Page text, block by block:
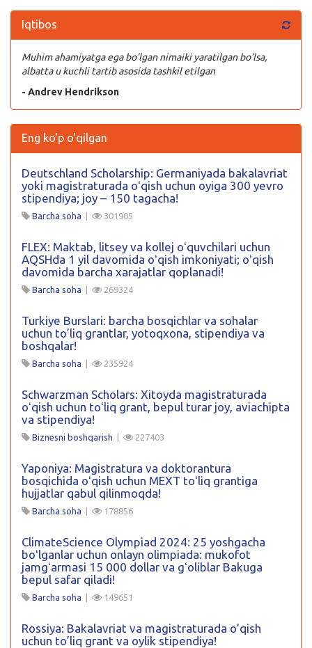
Iqtibos
Muhim ahamiyatga ega bo’lgan nimaiki yaratilgan bo’lsa,
albatta u kuchli tartib asosida tashkil etilgan
- Andrev Hendrikson
Eng ko'p o'qilgan
Deutschland Scholarship: Germaniyada bakalavriat
yoki magistraturada oʻqish uchun oyiga 300 yevro
stipendiya; joy – 150 tagacha!
Barcha soha | 301905
FLEX: Maktab, litsey va kollej oʻquvchilari uchun
AQSHda 1 yil davomida oʻqish imkoniyati; oʻqish
davomida barcha xarajatlar qoplanadi!
Barcha soha | 269324
Turkiye Burslari: barcha bosqichlar va sohalar
uchun to’liq grantlar, yotoqxona, stipendiya va
boshqalar!
Barcha soha | 235924
Schwarzman Scholars: Xitoyda magistraturada
oʻqish uchun toʻliq grant, bepul turar joy, aviachipta
va stipendiya!
Biznesni boshqarish | 227403
Yaponiya: Magistratura va doktorantura
bosqichida oʻqish uchun MEXT toʻliq grantiga
hujjatlar qabul qilinmoqda!
Barcha soha | 178856
ClimateScience Olympiad 2024: 25 yoshgacha
boʻlganlar uchun onlayn olimpiada: mukofot
jamgʻarmasi 15 000 dollar va gʻoliblar Bakuga
bepul safar qiladi!
Barcha soha | 149651
Rossiya: Bakalavriat va magistraturada o’qish
uchun to’liq grant va oylik stipendiya!